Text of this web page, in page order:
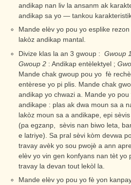
andikap nan liv la ansanm ak
andikap sa yo — tankou
Mande elèv yo pou yo esplike
lakòz andikap mantal.
Divize klas la an 3 gwoup : Gwoup 1
Gwoup 2 : Andikap entèlektyel ;
Mande chak gwoup pou yo fè
entèrese yo pi plis. Mande chak
andikap yo chwazi a. Mande yo
andikape : plas ak dwa moun sa a
lakòz moun sa a andikape, epi
(pa egzanp, sèvis nan biwo leta,
e latriye). Sa pral sèvi kòm devwa
travay avèk yo sou pwojè a ann
elèv yo vin gen konfyans nan tèt yo
travay la devan tout lekòl la.
Mande elèv yo pou yo fè yon